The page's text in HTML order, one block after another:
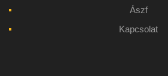
Ászf
Kapcsolat